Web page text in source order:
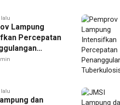
Lampung
Percepatan
dan